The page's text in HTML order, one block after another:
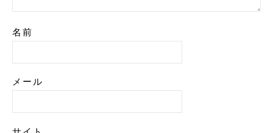
名前
メール